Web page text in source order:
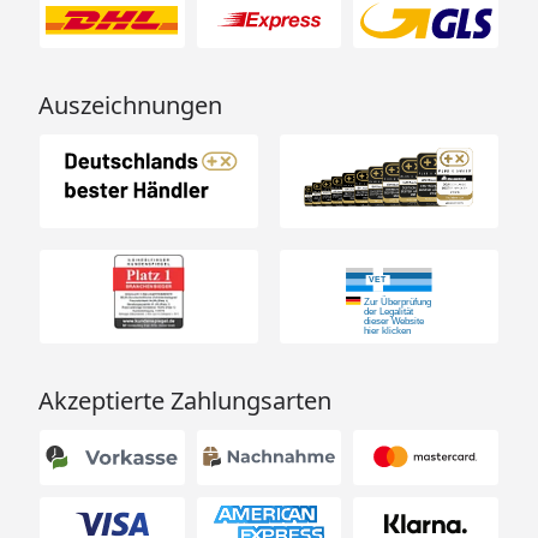
Auszeichnungen
Akzeptierte Zahlungsarten